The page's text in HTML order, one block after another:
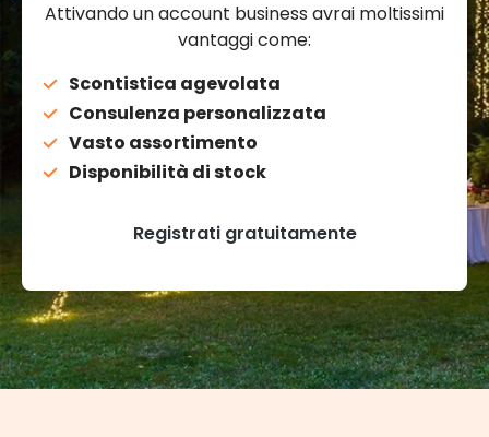
Attivando un account business avrai moltissimi
vantaggi come:
Scontistica agevolata
Consulenza personalizzata
Vasto assortimento
Disponibilità di stock
Registrati gratuitamente